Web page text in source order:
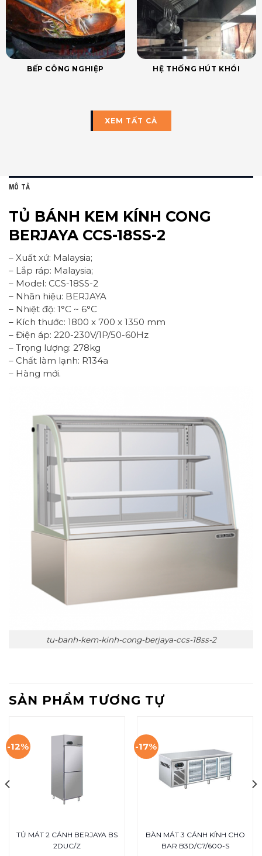
BẾP CÔNG NGHIỆP HỆ THỐNG HÚT KHÓI
XEM TẤT CẢ
MÔ TẢ
TỦ BÁNH KEM KÍNH CONG
BERJAYA CCS-18SS-2
– Xuất xứ: Malaysia;
– Lắp ráp: Malaysia;
– Model: CCS-18SS-2
– Nhãn hiệu: BERJAYA
– Nhiệt độ: 1°C ~ 6°C
– Kích thước: 1800 x 700 x 1350 mm
– Điện áp: 220-230V/1P/50-60Hz
– Trọng lượng: 278kg
– Chất làm lạnh: R134a
– Hàng mới.
tu-banh-kem-kinh-cong-berjaya-ccs-18ss-2
SẢN PHẨM TƯƠNG TỰ
-12%
TỦ MÁT 2 CÁNH BERJAYA BS
2DUC/Z
-17%
BÀN MÁT 3 CÁNH KÍNH CHO
BAR B3D/C7/600-S